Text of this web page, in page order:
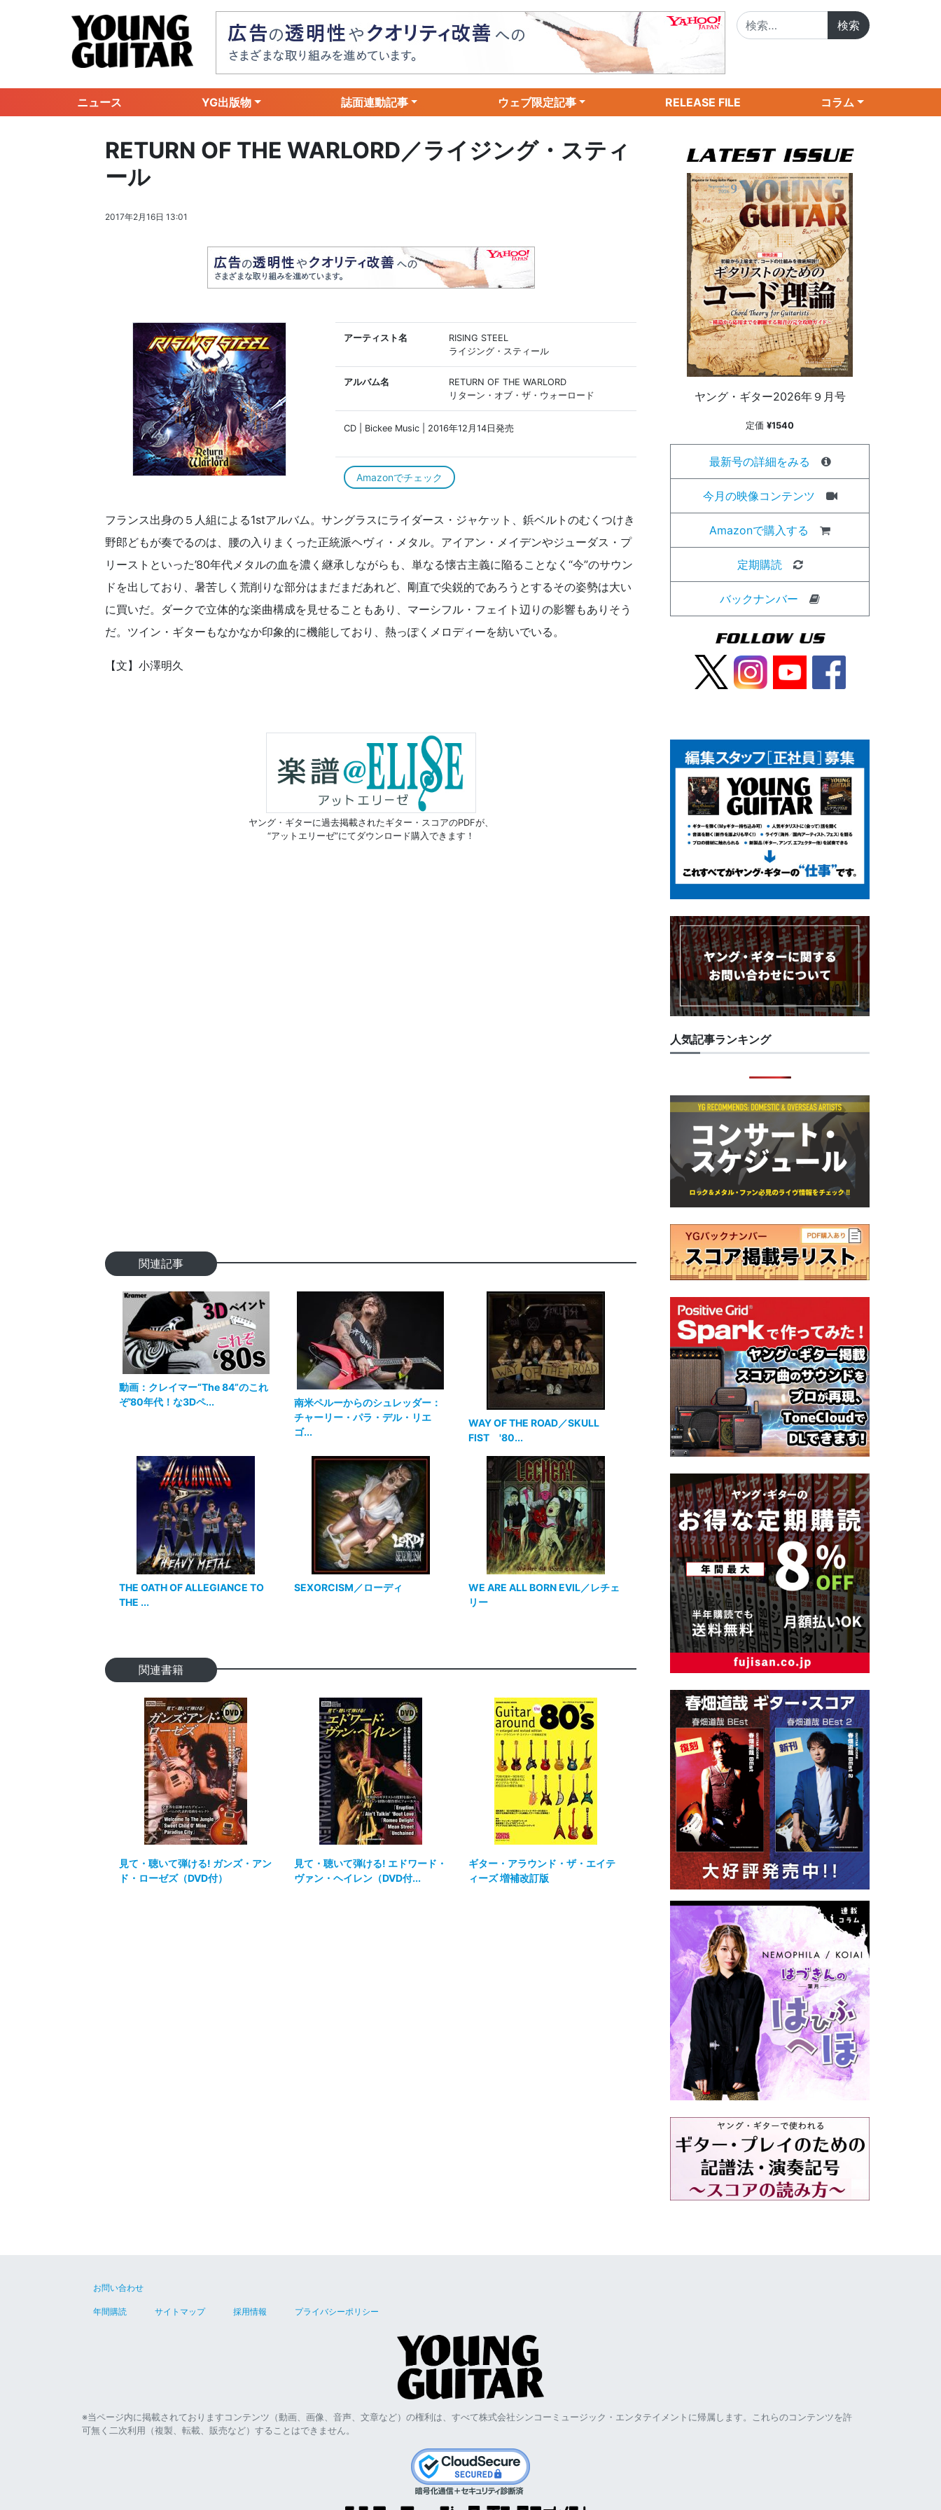
ニュース YG出版物 誌面連動記事 ウェブ限定記事 RELEASE FILE コラム
RETURN OF THE WARLORD／ライジング・スティ
ール
2017年2月16日 13:01
アーティスト名
RISING STEEL
ライジング・スティール
アルバム名
RETURN OF THE WARLORD
リターン・オブ・ザ・ウォーロード
CD | Bickee Music | 2016年12月14日発売
Amazonでチェック
フランス出身の５人組による1stアルバム。サングラスにライダース・ジャケット、鋲ベルトのむくつけき
野郎どもが奏でるのは、腰の入りまくった正統派ヘヴィ・メタル。アイアン・メイデンやジューダス・プ
リーストといった’80年代メタルの血を濃く継承しながらも、単なる懐古主義に陥ることなく“今”のサウン
ドを出しており、暑苦しく荒削りな部分はまだまだあれど、剛直で尖鋭的であろうとするその姿勢は大い
に買いだ。ダークで立体的な楽曲構成を見せることもあり、マーシフル・フェイト辺りの影響もありそう
だ。ツイン・ギターもなかなか印象的に機能しており、熱っぽくメロディーを紡いでいる。
【文】小澤明久
ヤング・ギターに過去掲載されたギター・スコアのPDFが、
“アットエリーゼ”にてダウンロード購入できます！
関連記事
動画：クレイマー“The 84”のこれ
ぞ’80年代！な3Dペ...
南米ペルーからのシュレッダー：
チャーリー・パラ・デル・リエ
ゴ...
WAY OF THE ROAD／SKULL
FIST '80...
THE OATH OF ALLEGIANCE TO
THE ...
SEXORCISM／ローディ
WE ARE ALL BORN EVIL／レチェ
リー
関連書籍
見て・聴いて弾ける! ガンズ・アン
ド・ローゼズ（DVD付）
見て・聴いて弾ける! エドワード・
ヴァン・ヘイレン（DVD付...
ギター・アラウンド・ザ・エイテ
ィーズ 増補改訂版
ヤング・ギター2026年９月号
定価 ¥1540
最新号の詳細をみる
今月の映像コンテンツ
Amazonで購入する
定期購読
バックナンバー
人気記事ランキング
お問い合わせ
年間購読 サイトマップ 採用情報 プライバシーポリシー
※当ページ内に掲載されておりますコンテンツ（動画、画像、音声、文章など）の権利は、すべて株式会社シンコーミュージック・エンタテイメントに帰属します。これらのコンテンツを許
可無く二次利用（複製、転載、販売など）することはできません。